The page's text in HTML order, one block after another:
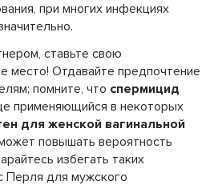
при многих инфекциях
ставьте свою
место! Отдавайте предпочтение
помните, что спермицид
применяющийся в некоторых
для женской вагинальной
повышать вероятность
избегать таких
Перля для мужского